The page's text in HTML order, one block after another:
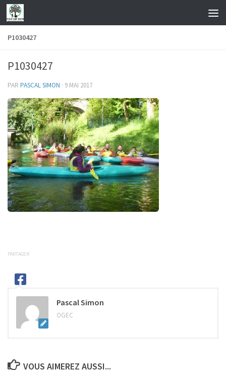
Skip to content
P1030427
P1030427
PAR PASCAL SIMON · 9 MAI 2017
PARTAGER
Pascal Simon
OGEC
VOUS AIMEREZ AUSSI...